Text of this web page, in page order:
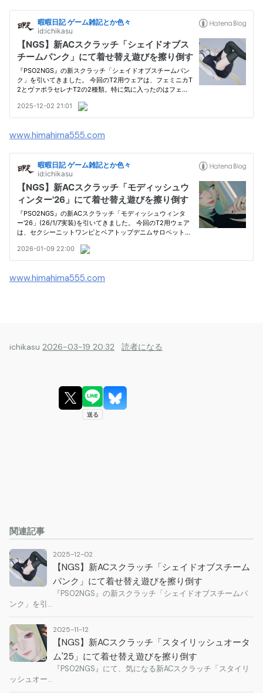
www.himahima555.com
www.himahima555.com
ichikasu 2026-03-19 20:32 読者になる
関連記事
2025-12-02
【NGS】新ACスクラッチ「シェイドオブスチーム
パンク」にて着せ替え遊びを擦り倒す
『PSO2NGS』の新スクラッチ「シェイドオブスチームパ
ンク」を引…
2025-11-12
【NGS】新ACスクラッチ「スタイリッシュオータ
ム'25」にて着せ替え遊びを擦り倒す
『PSO2NGS』にて、気になる新ACスクラッチ「スタイリ
ッシュオー…